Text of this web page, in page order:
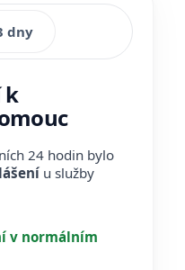
dny
k
24 hodin bylo
u služby
v normálním